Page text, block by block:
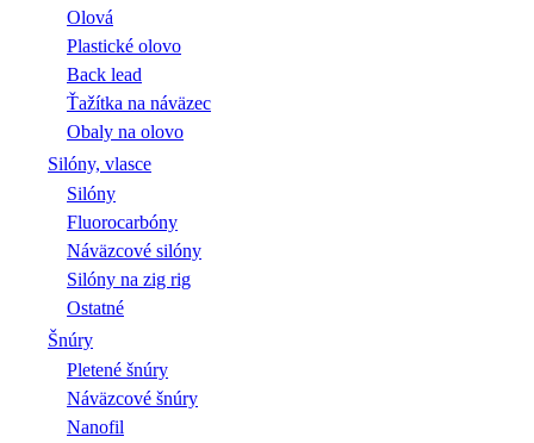
Olová
Plastické olovo
Back lead
Ťažítka na náväzec
Obaly na olovo
Silóny, vlasce
Silóny
Fluorocarbóny
Náväzcové silóny
Silóny na zig rig
Ostatné
Šnúry
Pletené šnúry
Náväzcové šnúry
Nanofil